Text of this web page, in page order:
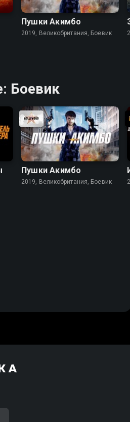
Пушки Акимбо
2019, Великобритания, Боевик
Боевик
Пушки Акимбо
2019, Великобритания, Боевик